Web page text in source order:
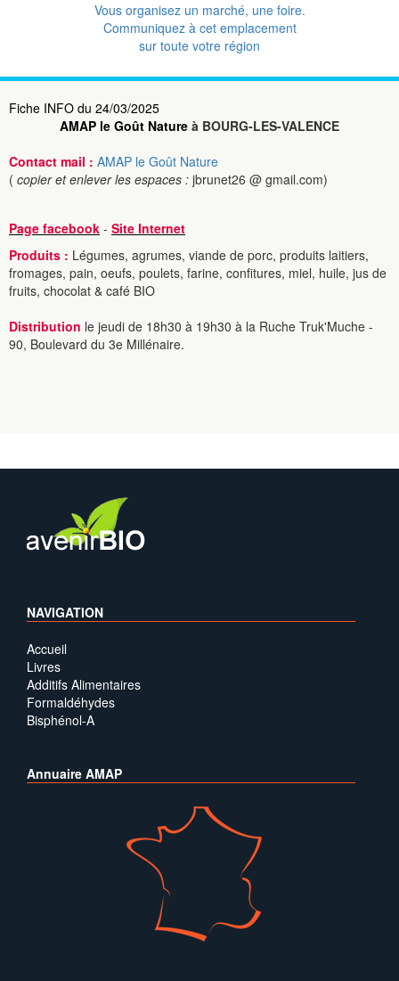
Vous organisez un marché, une foire.
Communiquez à cet emplacement
sur toute votre région
Fiche INFO du 24/03/2025
AMAP le Goût Nature à BOURG-LES-VALENCE
Contact mail : AMAP le Goût Nature
( copier et enlever les espaces : jbrunet26 @ gmail.com)
Page facebook - Site Internet
Produits : Légumes, agrumes, viande de porc, produits laitiers,
fromages, pain, oeufs, poulets, farine, confitures, miel, huile, jus de
fruits, chocolat & café BIO
Distribution le jeudi de 18h30 à 19h30 à la Ruche Truk'Muche -
90, Boulevard du 3e Millénaire.
NAVIGATION
Accueil
Livres
Additifs Alimentaires
Formaldéhydes
Bisphénol-A
Annuaire AMAP